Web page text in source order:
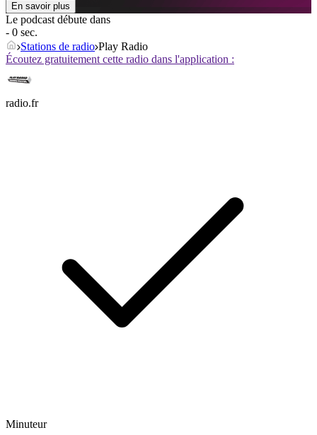
En savoir plus
Le podcast débute dans
- 0 sec.
Stations de radio Play Radio
Écoutez gratuitement cette radio dans l'application :
radio.fr
Minuteur